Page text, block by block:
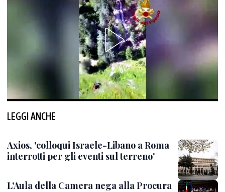
LEGGI ANCHE
Axios, 'colloqui Israele-Libano a Roma
interrotti per gli eventi sul terreno'
L'Aula della Camera nega alla Procura